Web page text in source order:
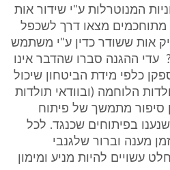
המנוטרלות ע"י שידור אות
מתוחכמים מצאו דרך לשכפל
אות ששודר כדין ע"י משתמש
עדי ההגנה סברו שהדבר אינו
כלפי מידת הביטחון שיכול
הלוחמה (ובוודאי תולדות
סיפור מתמשך של פיתוח
בפיתוחים שכנגד. לכל
מענה וברור שלגנבי
עשויים להיות מניע ומימון